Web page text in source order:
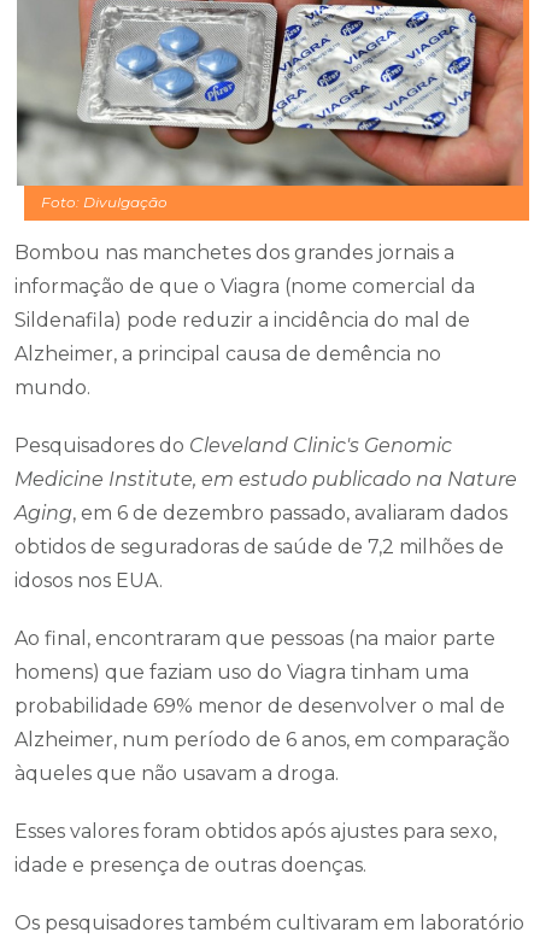
Foto: Divulgação
Bombou nas manchetes dos grandes jornais a
informação de que o Viagra (nome comercial da
Sildenafila) pode reduzir a incidência do mal de
Alzheimer, a principal causa de demência no
mundo.
Pesquisadores do Cleveland Clinic's Genomic
Medicine Institute, em estudo publicado na Nature
Aging, em 6 de dezembro passado, avaliaram dados
obtidos de seguradoras de saúde de 7,2 milhões de
idosos nos EUA.
Ao final, encontraram que pessoas (na maior parte
homens) que faziam uso do Viagra tinham uma
probabilidade 69% menor de desenvolver o mal de
Alzheimer, num período de 6 anos, em comparação
àqueles que não usavam a droga.
Esses valores foram obtidos após ajustes para sexo,
idade e presença de outras doenças.
Os pesquisadores também cultivaram em laboratório